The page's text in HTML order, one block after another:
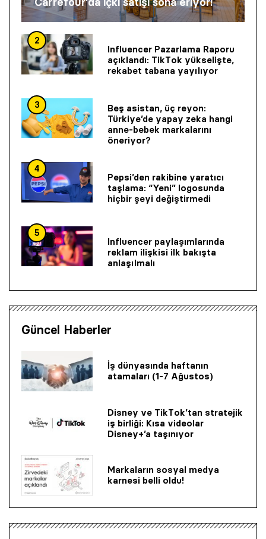
2
Influencer Pazarlama Raporu
açıklandı: TikTok yükselişte,
rekabet tabana yayılıyor
3
Beş asistan, üç reyon:
Türkiye’de yapay zeka hangi
anne-bebek markalarını
öneriyor?
4
Pepsi’den rakibine yaratıcı
taşlama: “Yeni” logosunda
hiçbir şeyi değiştirmedi
5
Influencer paylaşımlarında
reklam ilişkisi ilk bakışta
anlaşılmalı
Güncel Haberler
İş dünyasında haftanın
atamaları (1-7 Ağustos)
Disney ve TikTok’tan stratejik
iş birliği: Kısa videolar
Disney+’a taşınıyor
Markaların sosyal medya
karnesi belli oldu!